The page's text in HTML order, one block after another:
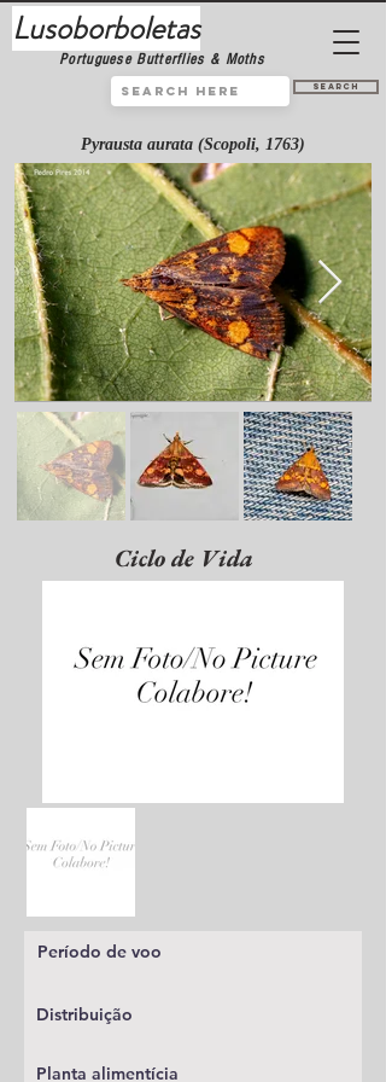
Lusoborboletas
Portuguese Butterflies & Moths
Search
Pyrausta aurata (Scopoli, 1763)
Ciclo de Vida
Período de voo
Distribuição
Planta alimentícia